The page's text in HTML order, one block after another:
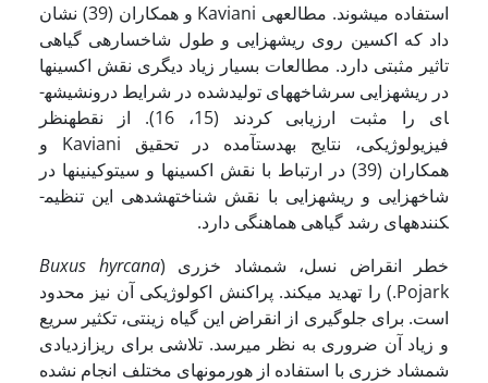
استفاده می­شوند. مطالعه­ی Kaviani و همکاران (39) نشان
داد که اکسین روی ریشه­زایی و طول شاخساره­ی گیاهی
تاثیر مثبتی دارد. مطالعات بسیار زیاد دیگری نقش اکسین­ها
در ریشه­زایی سرشاخه­های تولیدشده در شرایط درون­شیشه­
ای را مثبت ارزیابی کردند (15، 16). از نقطه­نظر
فیزیولوژیکی، نتایج به­دست­آمده در تحقیق Kaviani و
همکاران (39) در ارتباط با نقش اکسین­ها و سیتوکینین­ها در
شاخه­زایی و ریشه­زایی با نقش شناخته­شده­ی این تنظیم­
کننده­های رشد گیاهی هماهنگی دارد.
خطر انقراض نسل، شمشاد خزری (Buxus hyrcana
Pojark.) را تهدید می­کند. پراکنش اکولوژیکی آن نیز محدود
است. برای جلوگیری از انقراض این گیاه زینتی، تکثیر سریع
و زیاد آن ضروری به نظر می­رسد. تلاشی برای ریزازدیادی
شمشاد خزری با استفاده از هورمون­های مختلف انجام نشده